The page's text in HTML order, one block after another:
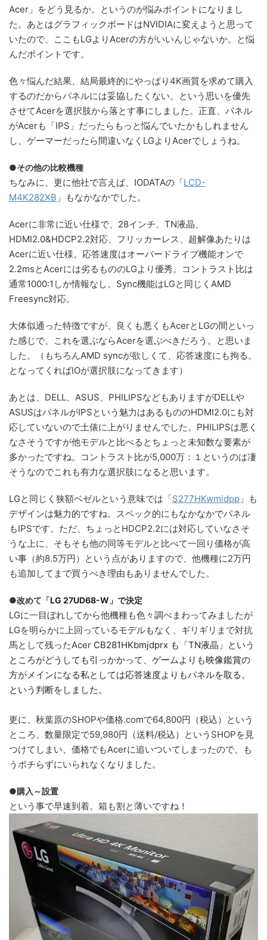
Acer」をどう見るか。というのが悩みポイントになりまし
た。あとはグラフィックボードはNVIDIAに変えようと思って
いたので、ここもLGよりAcerの方がいいんじゃないか。と悩
んだポイントです。
色々悩んだ結果、結局最終的にやっぱり4K画質を求めて購入
するのだからパネルには妥協したくない。という思いを優先
させてAcerを選択肢から落とす事にしました。正直、パネル
がAcerも「IPS」だったらもっと悩んでいたかもしれません
し、ゲーマーだったら間違いなくLGよりAcerでしょうね。
●その他の比較機種
ちなみに、更に他社で言えば、IODATAの「LCD-
M4K282XB 」もなかなかでした。
Acerに非常に近い仕様で、28インチ、TN液晶、
HDMI2.0&HDCP2.2対応、フリッカーレス、超解像あたりは
Acerに近い仕様。応答速度はオーバードライブ機能オンで
2.2msとAcerには劣るもののLGより優秀。コントラスト比は
通常1000:1しか情報なし。Sync機能はLGと同じくAMD
Freesync対応。
大体似通った特徴ですが、良くも悪くもAcerとLGの間といっ
た感じで、これを選ぶならAcerを選ぶべきだろう。と思いま
した。（もちろんAMD syncが欲しくて、応答速度にも拘る。
となってくればIOが選択肢になってきます）
あとは、DELL、ASUS、PHILIPSなどもありますがDELLや
ASUSはパネルがIPSという魅力はあるもののHDMI2.0にも対
応していないので土俵に上がりませんでした。PHILIPSは悪く
なさそうですが他モデルと比べるとちょっと未知数な要素が
多かったですね。コントラスト比が5,000万：１というのは凄
そうなのでこれも有力な選択肢になると思います。
LGと同じく狭額ベゼルという意味では「S277HKwmidpp 」も
デザインは魅力的ですね。スペック的にもなかなかでパネル
もIPSです。ただ、ちょっとHDCP2.2には対応していなさそ
うな上に、そもそも他の同等モデルと比べて一回り価格が高
い事（約8.5万円）という点がありますので、他機種に2万円
も追加してまで買うべき理由もありませんでした。
●改めて「LG 27UD68-W」で決定
LGに一目ぼれしてから他機種も色々調べまわってみましたが
LGを明らかに上回っているモデルもなく、ギリギリまで対抗
馬として残ったAcer CB281HKbmjdprx も「TN液晶」という
ところがどうしても引っかかって、ゲームよりも映像鑑賞の
方がメインになる私としては応答速度よりもパネルを取る。
という判断をしました。
更に、秋葉原のSHOPや価格.comで64,800円（税込）という
ところ、数量限定で59,980円（送料/税込）というSHOPを見
つけてしまい、価格でもAcerに追いついてしまったので、も
うポチらずにいられなくなりました。
●購入～設置
という事で早速到着。箱も割と薄いですね！